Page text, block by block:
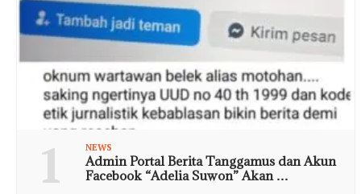
1 NEWS
Admin Portal Berita Tanggamus dan Akun
Facebook “Adelia Suwon” Akan …